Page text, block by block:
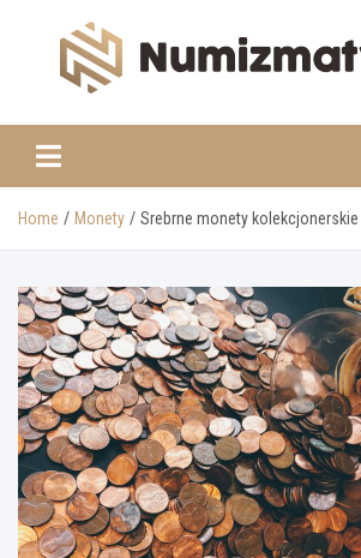
Home Monety Srebrne monety kolekcjonerskie